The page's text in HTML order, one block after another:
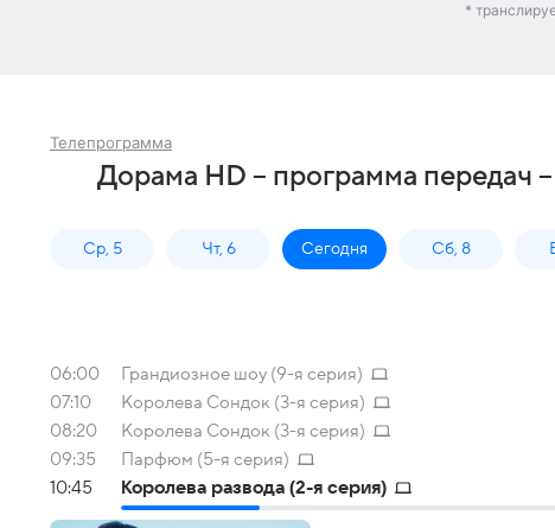
*
Телепрограмма
Дорама HD – программа передач –
Ср, 5 Чт, 6 Сегодня Сб, 8
06:00
Грандиозное шоу (9-я серия)
07:10
Королева Сондок (3-я серия)
08:20
Королева Сондок (3-я серия)
09:35
Парфюм (5-я серия)
10:45
Королева развода (2-я серия)